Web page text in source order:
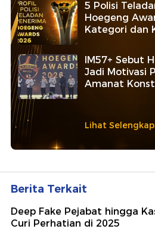
5 Polisi
Hoegeng
Kategori dan
IM57+ Sebut
Jadi Motivasi
Amanat
Lihat
Berita Terkait
Deep Fake Pejabat hingga
Curi Perhatian di 2025